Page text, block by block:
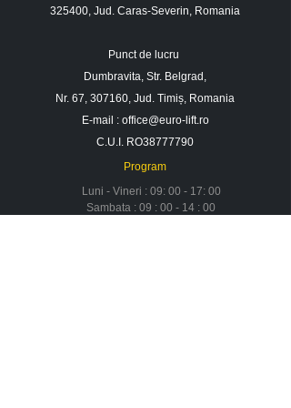
325400, Jud. Caras-Severin, Romania
Punct de lucru
Dumbravita, Str. Belgrad,
Nr. 67, 307160, Jud. Timiș, Romania
E-mail : office@euro-lift.ro
C.U.I. RO38777790
Program
Luni - Vineri : 09: 00 - 17: 00
Sambata : 09 : 00 - 14 : 00